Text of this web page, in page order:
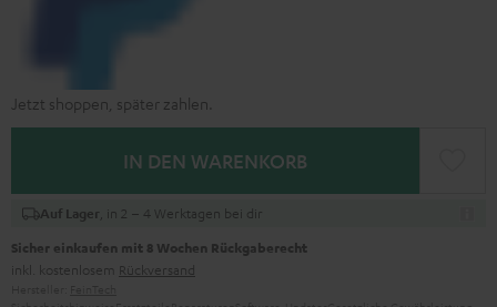
Jetzt shoppen, später zahlen.
IN DEN WARENKORB
Auf Lager , in 2 – 4 Werktagen bei dir
Sicher einkaufen mit 8 Wochen Rückgaberecht
inkl. kostenlosem Rückversand